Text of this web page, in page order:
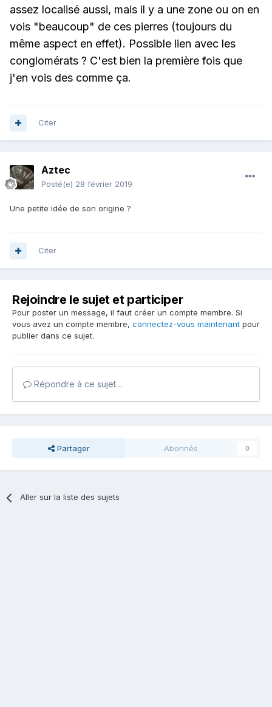
assez localisé aussi, mais il y a une zone ou on en
vois "beaucoup" de ces pierres (toujours du
même aspect en effet). Possible lien avec les
conglomérats ? C'est bien la première fois que
j'en vois des comme ça.
Citer
Aztec
Posté(e) 28 février 2019
Une petite idée de son origine ?
Citer
Rejoindre le sujet et participer
Pour poster un message, il faut créer un compte membre. Si
vous avez un compte membre, connectez-vous maintenant pour
publier dans ce sujet.
Répondre à ce sujet…
Partager Abonnés 0
Aller sur la liste des sujets